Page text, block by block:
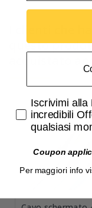
I clienti che
questo
Accetta di
Iscrivimi alla
incredibili
qualsiasi
Coupon
Per maggiori info